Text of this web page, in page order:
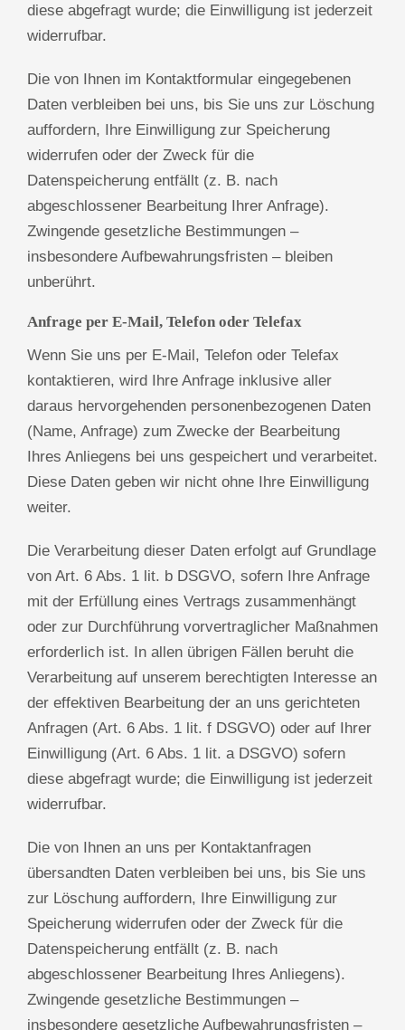
diese abgefragt wurde; die Einwilligung ist jederzeit
widerrufbar.
Die von Ihnen im Kontaktformular eingegebenen
Daten verbleiben bei uns, bis Sie uns zur Löschung
auffordern, Ihre Einwilligung zur Speicherung
widerrufen oder der Zweck für die
Datenspeicherung entfällt (z. B. nach
abgeschlossener Bearbeitung Ihrer Anfrage).
Zwingende gesetzliche Bestimmungen –
insbesondere Aufbewahrungsfristen – bleiben
unberührt.
Anfrage per E-Mail, Telefon oder Telefax
Wenn Sie uns per E-Mail, Telefon oder Telefax
kontaktieren, wird Ihre Anfrage inklusive aller
daraus hervorgehenden personenbezogenen Daten
(Name, Anfrage) zum Zwecke der Bearbeitung
Ihres Anliegens bei uns gespeichert und verarbeitet.
Diese Daten geben wir nicht ohne Ihre Einwilligung
weiter.
Die Verarbeitung dieser Daten erfolgt auf Grundlage
von Art. 6 Abs. 1 lit. b DSGVO, sofern Ihre Anfrage
mit der Erfüllung eines Vertrags zusammenhängt
oder zur Durchführung vorvertraglicher Maßnahmen
erforderlich ist. In allen übrigen Fällen beruht die
Verarbeitung auf unserem berechtigten Interesse an
der effektiven Bearbeitung der an uns gerichteten
Anfragen (Art. 6 Abs. 1 lit. f DSGVO) oder auf Ihrer
Einwilligung (Art. 6 Abs. 1 lit. a DSGVO) sofern
diese abgefragt wurde; die Einwilligung ist jederzeit
widerrufbar.
Die von Ihnen an uns per Kontaktanfragen
übersandten Daten verbleiben bei uns, bis Sie uns
zur Löschung auffordern, Ihre Einwilligung zur
Speicherung widerrufen oder der Zweck für die
Datenspeicherung entfällt (z. B. nach
abgeschlossener Bearbeitung Ihres Anliegens).
Zwingende gesetzliche Bestimmungen –
insbesondere gesetzliche Aufbewahrungsfristen –